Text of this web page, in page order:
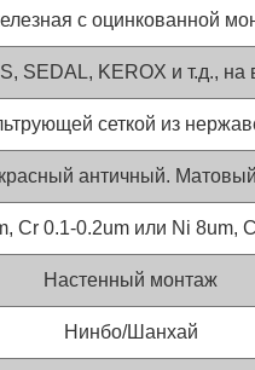
с оцинкованной
SEDAL, KEROX и т.д.,
сеткой из
античный.
Cr 0.1-0.2um или Ni 8um,
Настенный монтаж
Нинбо/Шанхай